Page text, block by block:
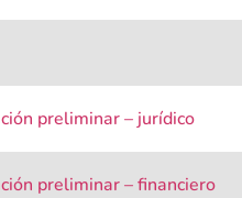
preliminar – jurídico
preliminar – financiero